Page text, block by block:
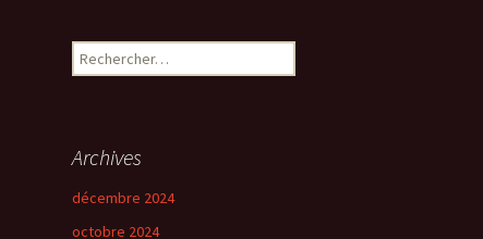
Rechercher :
Archives
décembre 2024
octobre 2024